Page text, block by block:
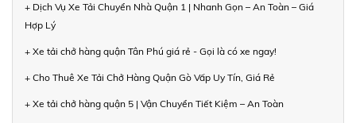
+ Dịch Vụ Xe Tải Chuyển Nhà Quận 1 | Nhanh Gọn – An Toàn – Giá
Hợp Lý
+ Xe tải chở hàng quận Tân Phú giá rẻ - Gọi là có xe ngay!
+ Cho Thuê Xe Tải Chở Hàng Quận Gò Vấp Uy Tín, Giá Rẻ
+ Xe tải chở hàng quận 5 | Vận Chuyển Tiết Kiệm – An Toàn